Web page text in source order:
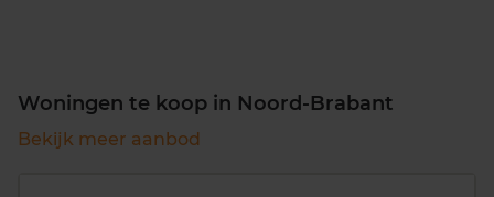
Woningen te koop in Noord-Brabant
Bekijk meer aanbod